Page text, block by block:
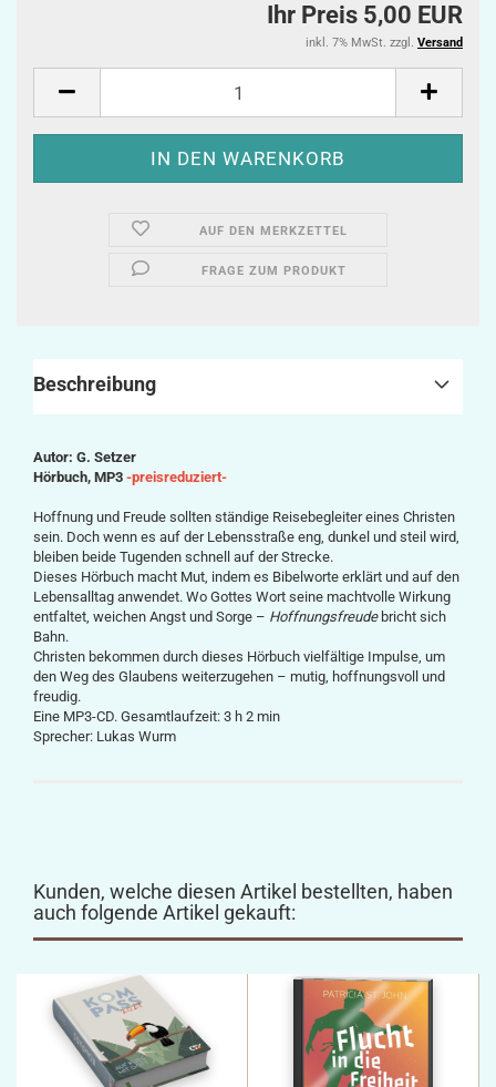
Ihr Preis 5,00 EUR
inkl. 7% MwSt. zzgl. Versand
AUF DEN MERKZETTEL
FRAGE ZUM PRODUKT
Beschreibung
Autor: G. Setzer
Hörbuch, MP3 -preisreduziert-
Hoffnung und Freude sollten ständige Reisebegleiter eines Christen
sein. Doch wenn es auf der Lebensstraße eng, dunkel und steil wird,
bleiben beide Tugenden schnell auf der Strecke.
Dieses Hörbuch macht Mut, indem es Bibelworte erklärt und auf den
Lebensalltag anwendet. Wo Gottes Wort seine machtvolle Wirkung
entfaltet, weichen Angst und Sorge – Hoffnungsfreudebricht sich
Bahn.
Christen bekommen durch dieses Hörbuch vielfältige Impulse, um
den Weg des Glaubens weiterzugehen – mutig, hoffnungsvoll und
freudig.
Eine MP3-CD. Gesamtlaufzeit: 3 h 2 min
Sprecher: Lukas Wurm
Kunden, welche diesen Artikel bestellten, haben
auch folgende Artikel gekauft: